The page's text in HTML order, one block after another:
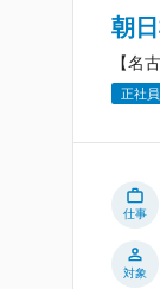
朝
【名
正社員
仕事
対象